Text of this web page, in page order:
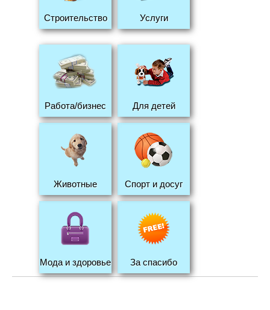
Строительство Услуги
Работа/бизнес Для детей
Животные Спорт и досуг
Мода и здоровье За спасибо